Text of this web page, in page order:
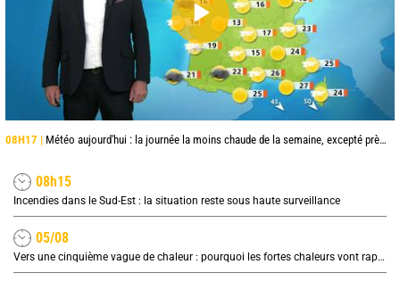
08H17 | Météo aujourd'hui : la journée la moins chaude de la semaine, excepté près de la Méditerranée
08h15
Incendies dans le Sud-Est : la situation reste sous haute surveillance
05/08
Vers une cinquième vague de chaleur : pourquoi les fortes chaleurs vont rapidement revenir en France